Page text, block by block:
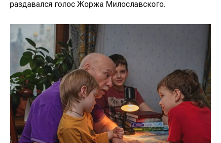
раздавался голос Жоржа Милославского.